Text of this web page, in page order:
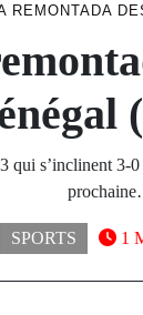
REMONTADA
qui s’inclinent 3-
SPORTS 1